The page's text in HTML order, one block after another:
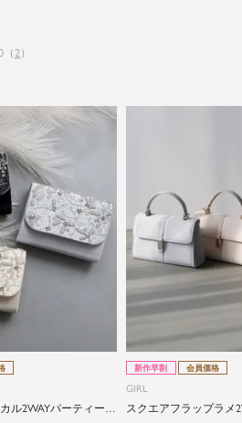
特別な日だけではもっ
ドレスは女性にとって永遠の
クローゼットに一着は用意し
ドレスが持つ女性を美しく見
アイテムの中でも特別なもの
特別な日だけではもったいな
由にドレスを楽しみたい...
そんな気持ちを叶えたい。
（ 2）
ル2WAYパーティーバ
新作早割 会員価格
GIRL
スクエアフラップラメ